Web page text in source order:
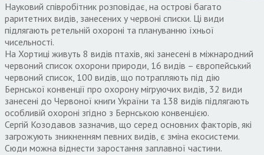
Науковий співробітник розповідає, на острові багато
раритетних видів, занесених у червоні списки. Ці види
підлягають ретельній охороні та плануванню їхньої
чисельності.
На Хортиці живуть 8 видів птахів, які занесені в міжнародний
червоний список охорони природи, 16 видів – європейський
червоний список, 100 видів, що потрапляють під дію
Бернської конвенції про охорону мігруючих видів, 32 види
занесені до Червоної книги України та 138 видів підлягають
особливій охороні згідно з Бернською конвенцією.
Сергій Козодавов зазначив, що серед основних факторів, які
загрожують зникненням певних видів, є зміна екосистеми.
Сюди можна віднести заростання заплавної частини.